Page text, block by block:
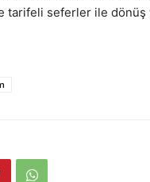
tarifeli seferler ile dönüş